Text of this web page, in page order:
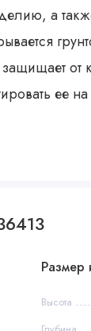
а
от
ее
Размер
Высота